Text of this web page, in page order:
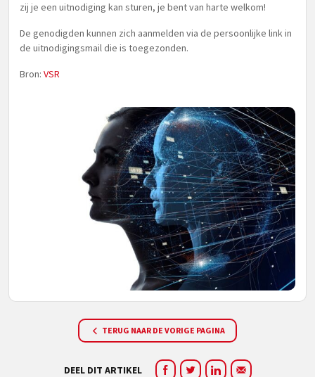
zij je een uitnodiging kan sturen, je bent van harte welkom!
De genodigden kunnen zich aanmelden via de persoonlijke link in
de uitnodigingsmail die is toegezonden.
Bron: VSR
TERUG NAAR DE VORIGE PAGINA
DEEL DIT ARTIKEL